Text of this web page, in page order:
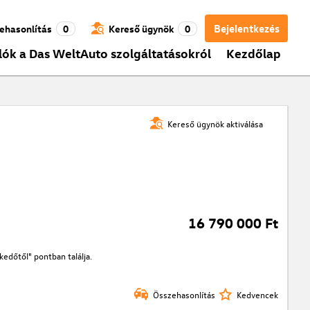
Bejelentkezés
0 Kereső ügynök 0
a Das WeltAuto szolgáltatásokról Kezdőlap
Kereső ügynök aktiválása
16 790 000 Ft
pontban találja.
Összehasonlítás Kedvencek